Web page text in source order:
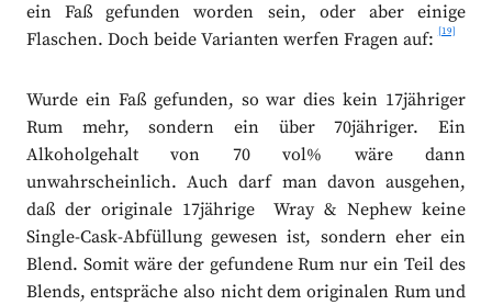
ein Faß gefunden worden sein, oder aber einige
Flaschen. Doch beide Varianten werfen Fragen auf:[19]
Wurde ein Faß gefunden, so war dies kein 17jähriger
Rum mehr, sondern ein über 70jähriger. Ein
Alkoholgehalt von 70 vol% wäre dann
unwahrscheinlich. Auch darf man davon ausgehen,
daß der originale 17jährige Wray & Nephew keine
Single-Cask-Abfüllung gewesen ist, sondern eher ein
Blend. Somit wäre der gefundene Rum nur ein Teil des
Blends, entspräche also nicht dem originalen Rum und